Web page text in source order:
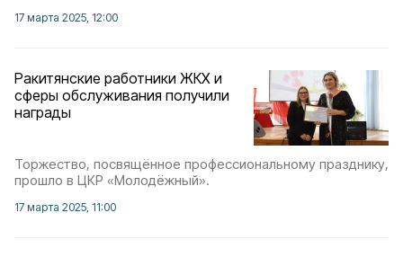
17 марта 2025, 12:00
Ракитянские работники ЖКХ и
сферы обслуживания получили
награды
Торжество, посвящённое профессиональному празднику,
прошло в ЦКР «Молодёжный».
17 марта 2025, 11:00